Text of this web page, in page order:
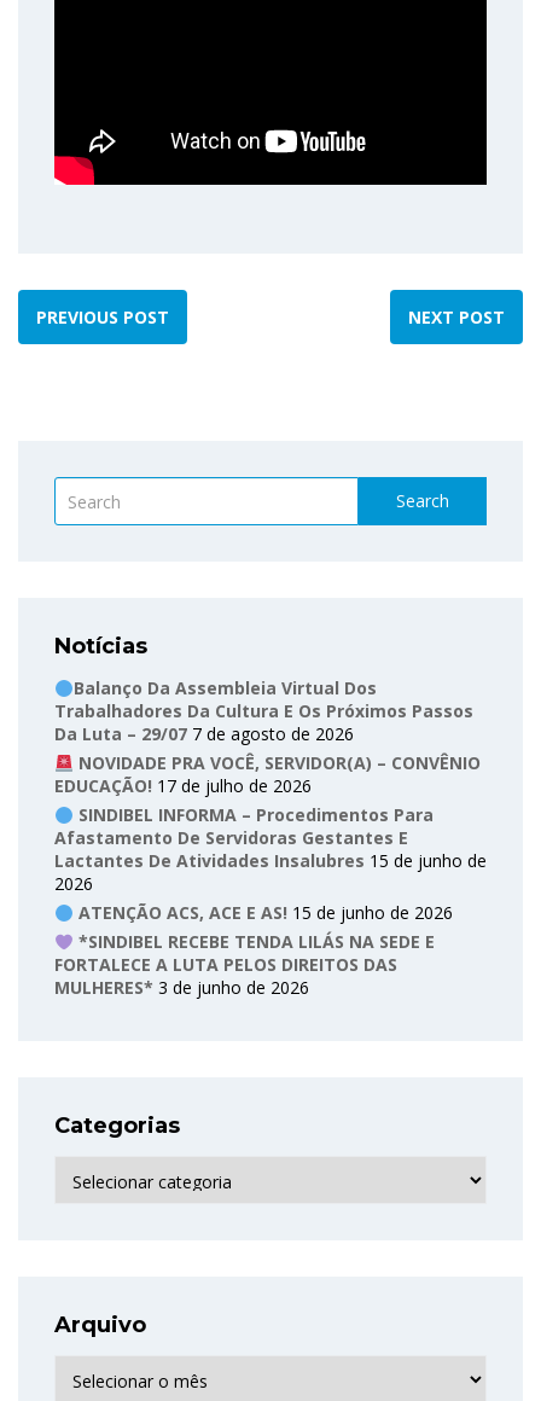
PREVIOUS POST NEXT POST
Search
Notícias
Balanço Da Assembleia Virtual Dos
Trabalhadores Da Cultura E Os Próximos Passos
Da Luta – 29/07 7 de agosto de 2026
NOVIDADE PRA VOCÊ, SERVIDOR(A) – CONVÊNIO
EDUCAÇÃO! 17 de julho de 2026
SINDIBEL INFORMA – Procedimentos Para
Afastamento De Servidoras Gestantes E
Lactantes De Atividades Insalubres 15 de junho de
2026
ATENÇÃO ACS, ACE E AS! 15 de junho de 2026
*SINDIBEL RECEBE TENDA LILÁS NA SEDE E
FORTALECE A LUTA PELOS DIREITOS DAS
MULHERES* 3 de junho de 2026
Categorias
Categorias
Arquivo
Arquivo